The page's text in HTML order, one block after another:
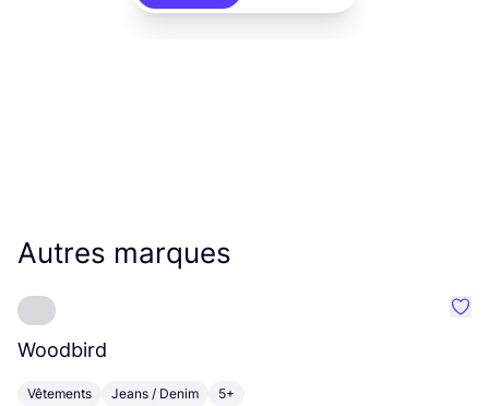
Autres marques
Woodbird
Vêtements Jeans / Denim 5+